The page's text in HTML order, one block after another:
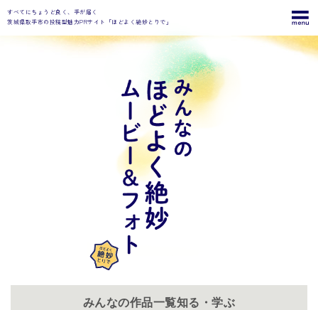
すべてにちょうど良く、手が届く
茨城県取手市の投稿型魅力PRサイト「ほどよく絶妙とりで」
みんなの作品一覧知る・学ぶ